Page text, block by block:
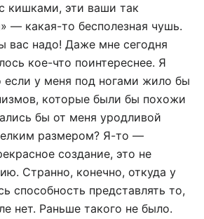
кишками, эти ваши так
— какая-то бесполезная чушь.
вас надо! Даже мне сегодня
кое-что поинтереснее. Я
если у меня под ногами жило бы
которые были бы похожи
бы от меня уродливой
размером? Я-то —
создание, это не
Странно, конечно, откуда у
способность представлять то,
нет. Раньше такого не было.